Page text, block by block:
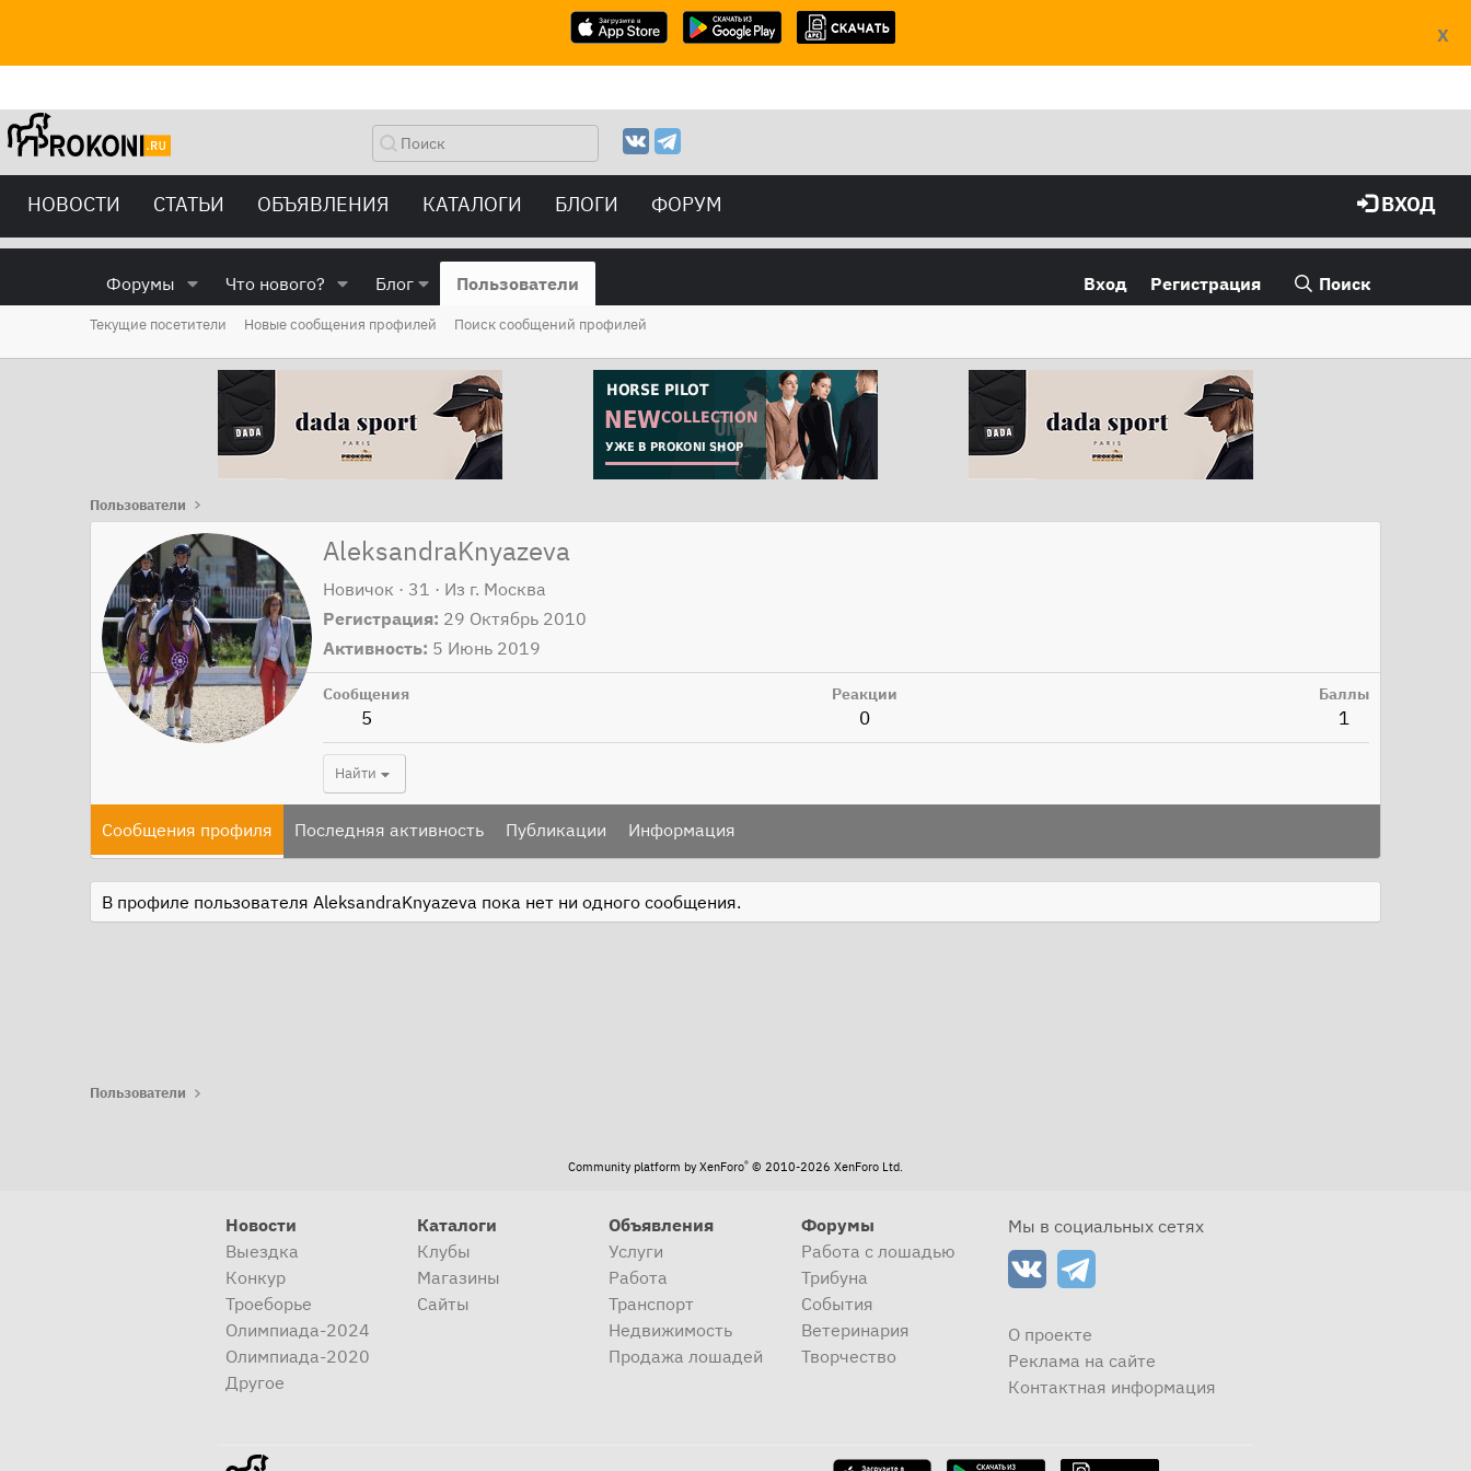
X
НОВОСТИ СТАТЬИ ОБЪЯВЛЕНИЯ КАТАЛОГИ БЛОГИ ФОРУМ ВХОД
Форумы Что нового? Блог Пользователи Вход Регистрация Поиск
Текущие посетители Новые сообщения профилей Поиск сообщений профилей
Пользователи
AleksandraKnyazeva
Новичок · 31 · Из г. Москва
Регистрация 29 Октябрь 2010
Активность 5 Июнь 2019
Сообщения
5
Реакции
0
Баллы
1
Найти
Сообщения профиля Последняя активность Публикации Информация
В профиле пользователя AleksandraKnyazeva пока нет ни одного сообщения.
Пользователи
Community platform by XenForo® © 2010-2026 XenForo Ltd.
Новости
Выездка
Конкур
Троеборье
Олимпиада-2024
Олимпиада-2020
Другое
Каталоги
Клубы
Магазины
Сайты
Объявления
Услуги
Работа
Транспорт
Недвижимость
Продажа лошадей
Форумы
Работа с лошадью
Трибуна
События
Ветеринария
Творчество
Мы в социальных сетях
О проекте
Реклама на сайте
Контактная информация